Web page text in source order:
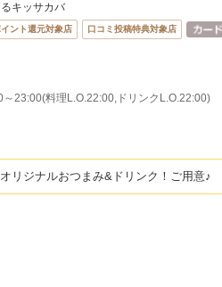
キッサカバ
ント還元対象店 口コミ投稿特典対象店
23:00(料理L.O.22:00,ドリンクL.O.22:00)
リジナルおつまみ&ドリンク！ご用意♪